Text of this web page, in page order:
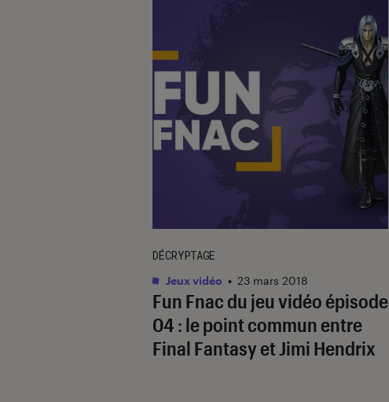
Fun Fnac du jeu vidéo épisode
04 : le point commun entre
Final Fantasy et Jimi Hendrix
DÉCRYPTAGE
Jeux vidéo • 23 mars 2018